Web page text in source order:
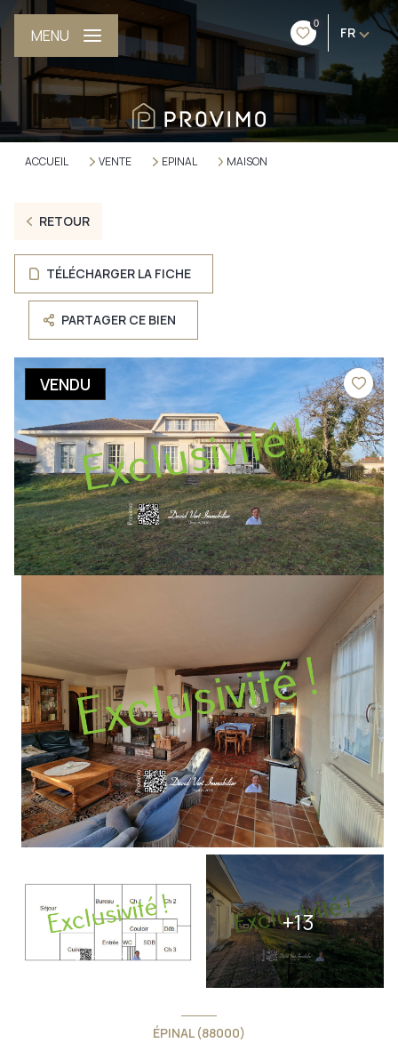
0
FR
MENU
ACCUEIL VENTE EPINAL MAISON
RETOUR
TÉLÉCHARGER LA FICHE
PARTAGER CE BIEN
VENDU
+13
ÉPINAL (88000)